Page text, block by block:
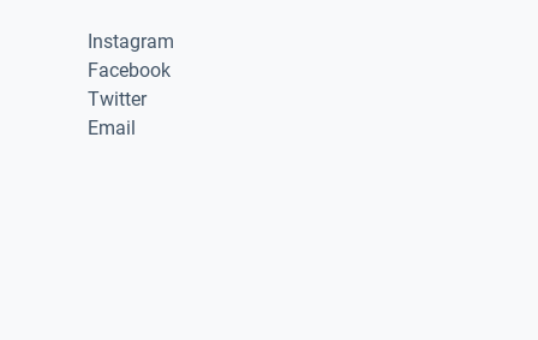
Instagram
Facebook
Twitter
Email